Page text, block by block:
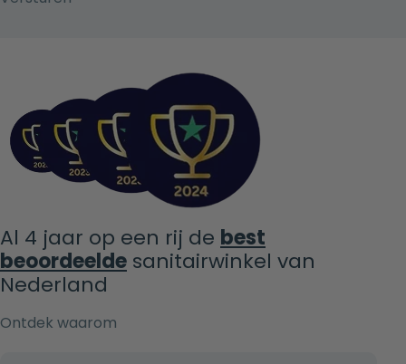
Al 4 jaar op een rij de best
beoordeelde sanitairwinkel van
Nederland
Ontdek waarom